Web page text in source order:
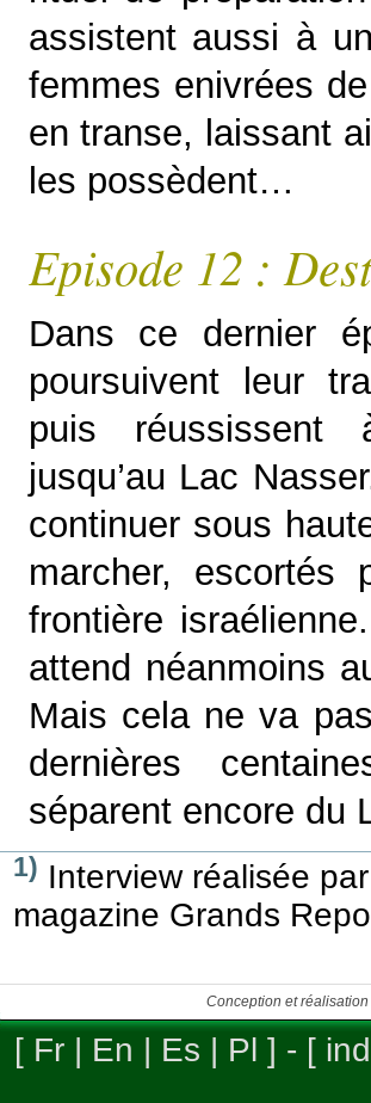
assistent aussi à
femmes enivrées
en transe, laissant
les possèdent…
Episode 12 :
Dans ce dernier
poursuivent leur
puis réussissent
jusqu’au Lac
continuer sous
marcher, escortés
frontière
attend néanmoins
Mais cela ne va
dernières
séparent encore du
1) Interview réalisée
magazine Grands
Conception et
[ Fr| En | Es | Pl ] - [